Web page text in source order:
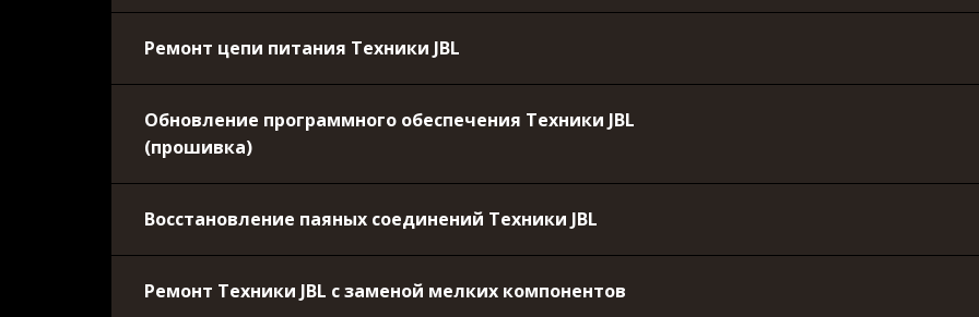
Ремонт цепи питания Техники JBL
Обновление программного обеспечения Техники JBL
(прошивка)
Восстановление паяных соединений Техники JBL
Ремонт Техники JBL с заменой мелких компонентов